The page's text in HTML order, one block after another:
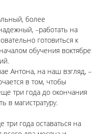
более
–работать на
готовиться к
обучения воктябре
Антона, на наш взгляд, –
в том, чтобы
три года до окончания
в магистратуру.
года оставаться на